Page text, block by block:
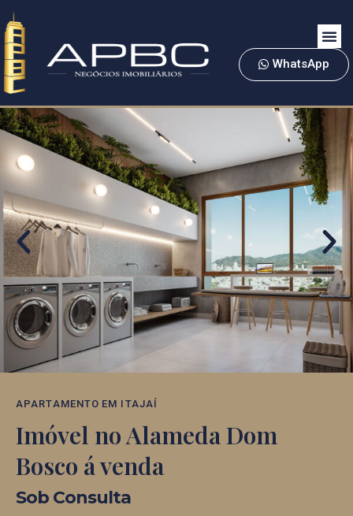
WhatsApp
APARTAMENTO EM ITAJAÍ
Imóvel no Alameda Dom
Bosco á venda
Sob Consulta